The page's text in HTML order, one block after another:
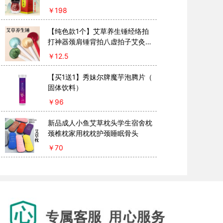
￥198
【纯色款1个】艾草养生锤经络拍
打神器颈肩锤背拍八虚拍子艾灸捶
按摩敲打棒筋
￥12.5
【买1送1】秀妹尔牌魔芋泡腾片（
固体饮料）
￥ 96
新品成人小鱼艾草枕头学生宿舍枕
颈椎枕家用枕枕护颈睡眠骨头
￥70